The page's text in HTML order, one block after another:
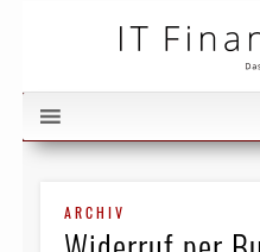
ARCHIV